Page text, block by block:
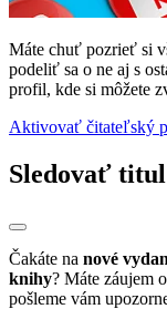
Máte chuť pozrieť si
podeliť sa o ne aj s
profil, kde si môžete
Aktivovať čitateľský
Sledovať titul
Čakáte na nové
knihy? Máte záujem o
pošleme vám